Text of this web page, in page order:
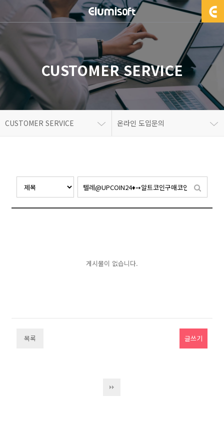
CUSTOMER SERVICE
CUSTOMER SERVICE 온라인 도입문의
게시물이 없습니다.
목록 글쓰기